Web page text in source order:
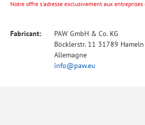
Notre offre s'adresse exclusivement aux entreprises
Fabricant:
PAW GmbH & Co. KG
Böcklerstr. 11 31789 Hameln
Allemagne
info@paw.eu